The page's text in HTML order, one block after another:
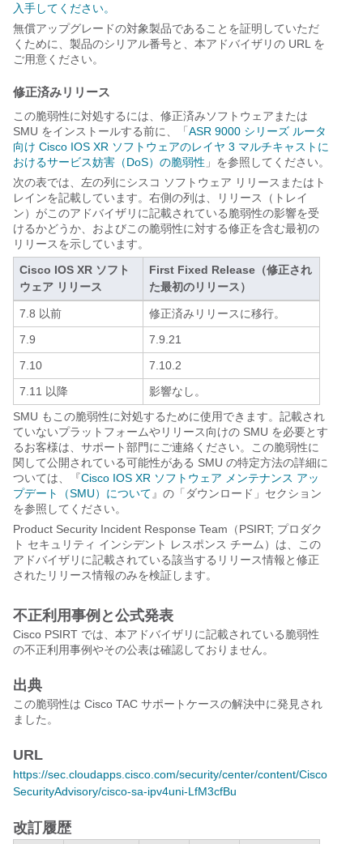
入手してください。
無償アップグレードの対象製品であることを証明していただ
くために、製品のシリアル番号と、本アドバイザリの URL を
ご用意ください。
修正済みリリース
この脆弱性に対処するには、修正済みソフトウェアまたは
SMU をインストールする前に、「 ASR 9000 シリーズ ルータ
向け Cisco IOS XR ソフトウェアのレイヤ 3 マルチキャストに
おけるサービス妨害（DoS）の脆弱性 」を参照してください。
次の表では、左の列にシスコ ソフトウェア リリースまたはト
レインを記載しています。右側の列は、リリース（トレイ
ン）がこのアドバイザリに記載されている脆弱性の影響を受
けるかどうか、およびこの脆弱性に対する修正を含む最初の
リリースを示しています。
Cisco IOS XR ソフト
ウェア リリース
First Fixed Release（修正され
た最初のリリース）
7.8 以前
修正済みリリースに移行。
7.9
7.9.21
7.10
7.10.2
7.11 以降
影響なし。
SMU もこの脆弱性に対処するために使用できます。記載され
ていないプラットフォームやリリース向けの SMU を必要とす
るお客様は、サポート部門にご連絡ください。この脆弱性に
関して公開されている可能性がある SMU の特定方法の詳細に
ついては、『Cisco IOS XR ソフトウェア メンテナンス アッ
プデート（SMU）について 』の「ダウンロード」セクション
を参照してください。
Product Security Incident Response Team（PSIRT; プロダク
ト セキュリティ インシデント レスポンス チーム）は、この
アドバイザリに記載されている該当するリリース情報と修正
されたリリース情報のみを検証します。
不正利用事例と公式発表
Cisco PSIRT では、本アドバイザリに記載されている脆弱性
の不正利用事例やその公表は確認しておりません。
出典
この脆弱性は Cisco TAC サポートケースの解決中に発見され
ました。
URL
https://sec.cloudapps.cisco.com/security/center/content/Cisco
SecurityAdvisory/cisco-sa-ipv4uni-LfM3cfBu
改訂履歴